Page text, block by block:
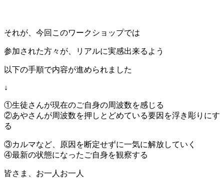
それが、今回このワークショップでは
参加された方々が、リアルに実感出来るよう
以下の手順で内容が進められました
↓
①生徒さんが現在のご自身の周波数を感じる
②あやさんが周波数を押しとどめている要因を浮き彫りにす
る
③カルマなど、原因を断定せずに一気に解放していく
④最新の状態になったご自身を観察する
皆さま、お一人お一人